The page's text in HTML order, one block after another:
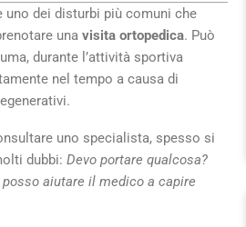
uno dei disturbi più comuni che
una visita ortopedica. Può
durante l’attività sportiva
nel tempo a causa di
uno specialista, spesso si
dubbi: Devo portare qualcosa?
aiutare il medico a capire